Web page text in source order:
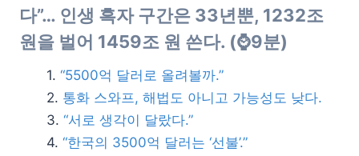
다”… 인생 흑자 구간은 33년뿐, 1232조
원을 벌어 1459조 원 쓴다. (⌚9분)
“5500억 달러로 올려볼까.”
통화 스와프, 해법도 아니고 가능성도 낮다.
“서로 생각이 달랐다.”
“한국의 3500억 달러는 ‘선불’.”